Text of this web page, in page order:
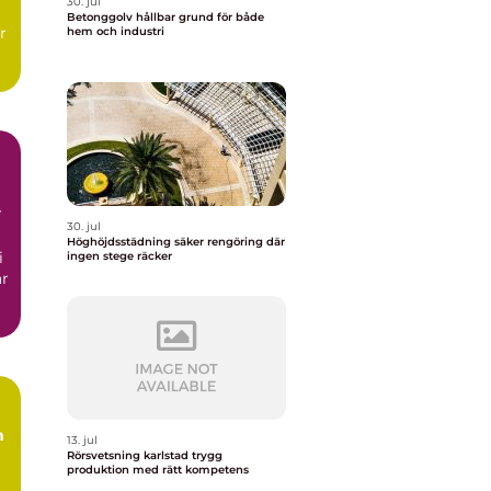
Betonggolv hållbar grund för både
hem och industri
30. jul
Höghöjdsstädning säker rengöring där
ingen stege räcker
13. jul
Rörsvetsning karlstad trygg
produktion med rätt kompetens